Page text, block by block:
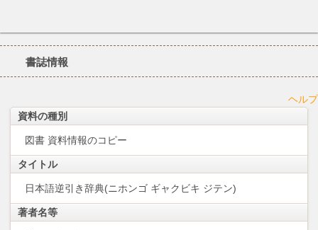
書誌情報
ヘルプ
資料の種別
図書 資料情報のコピー
タイトル
日本語逆引き辞典(ニホンゴ ギャクビキ ジテン)
著者名等